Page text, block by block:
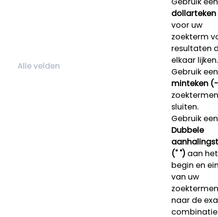
voor uw
zoekterm
resultaten
elkaar lijken.
Gebruik een
minteken
sluiten.
Gebruik een
Dubbele
(" ")aan het
begin en
van uw
naar de